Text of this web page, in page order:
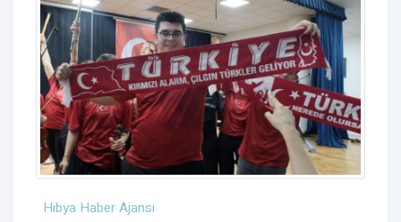
Hibya Haber Ajansı